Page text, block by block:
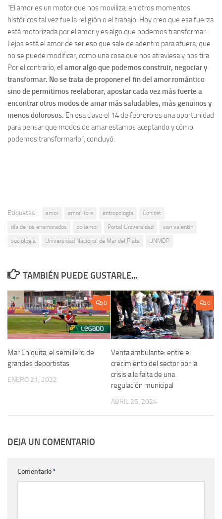
“El amor es un motor que nos moviliza, en otros momentos
históricos tal vez fue la religión o el trabajo. Hoy creo que esa fuerza
está motorizada por el amor y es algo que podemos transformar.
Lejos está el amor de ser eso que sale de adentro para afuera, que
no se puede modificar, como una cosa que nos atraviesa y nos tira.
Por el contrario, el amor algo que podemos construir, negociar y
transformar. No se trata de proponer el fin del amor romántico
sino de permitirnos reelaborar, apostar cada vez más fuerte a
encontrar otros modos de amar más saludables, más genuinos y
menos dolorosos. En esa clave el 14 de febrero es una oportunidad
para pensar que modos de amar estamos aceptando y cómo
podemos transformarlo”, concluyó.
Etiquetas: amor amor libre antropología
Conicet
día de los enamorados
poliamor Portal Universidad
san valentín
sociología
Universidad Nacional de Mar del Plata UNMDP
TAMBIÉN PUEDE GUSTARLE...
0
Mar Chiquita, el semillero de
grandes deportistas
ENERO 21, 2022
0
Venta ambulante: entre el
crecimiento del sector por la
crisis a la falta de una
regulación municipal
ABRIL 25, 2024
DEJA UN COMENTARIO
Comentario*